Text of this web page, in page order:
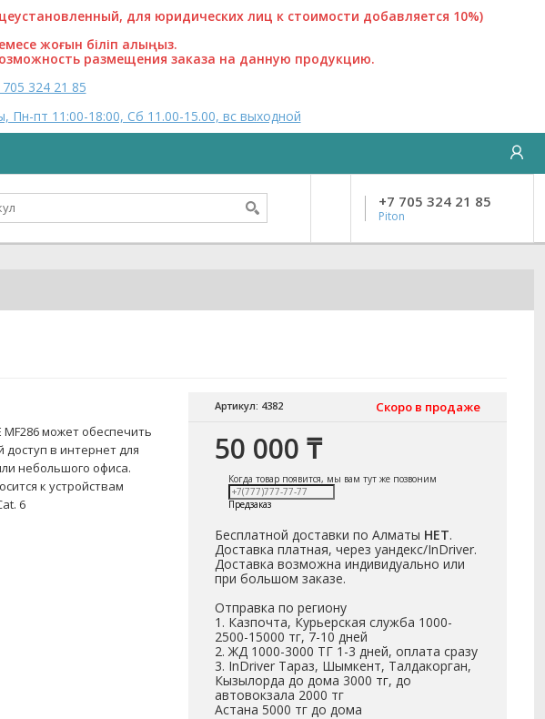
для юридических лиц к стоимости добавляется 10%)
жоғын біліп алыңыз.
размещения заказа на данную продукцию.
324 21 85
пт 11:00-18:00, Сб 11.00-15.00, вс выходной
+7 705 324 21 85
Piton
Артикул: 4382 Скоро в продаже
50 000 ₸
Когда товар появится, мы вам тут же позвоним
Предзаказ
Бесплатной доставки по Алматы НЕТ.
Доставка платная, через уандекс/InDriver.
Доставка возможна индивидуально или
при большом заказе.
Отправка по региону
1. Казпочта, Курьерская служба 1000-
2500-15000 тг, 7-10 дней
2. ЖД 1000-3000 ТГ 1-3 дней, оплата сразу
3. InDriver Тараз, Шымкент, Талдакорган,
Кызылорда до дома 3000 тг, до
автовокзала 2000 тг
Астана 5000 тг до дома
MF286 может обеспечить
доступ в интернет для
небольшого офиса.
к устройствам
6